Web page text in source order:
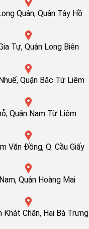
Quân, Quận Tây Hồ
Tự, Quận Long Biên
Quận Bắc Từ Liêm
Quận Nam Từ Liêm
Văn Đồng, Q. Cầu Giấy
Quận Hoàng Mai
Khát Chân, Hai Bà Trưng